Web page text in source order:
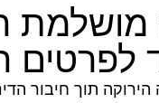
מושלמת
לפרטים
עם הסביבה הירוקה תוך